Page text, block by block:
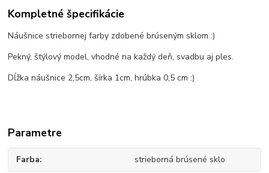
Kompletné špecifikácie
Náušnice striebornej farby zdobené brúseným sklom :)
Pekný, štýlový model, vhodné na každý deň, svadbu aj ples.
Dĺžka náušnice 2,5cm, šírka 1cm, hrúbka 0,5 cm :)
Parametre
Farba strieborná brúsené sklo